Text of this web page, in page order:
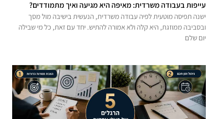
עייפות בעבודה משרדית: מאיפה היא מגיעה ואיך מתמודדים?
ישנה תפיסה מוטעית לפיה עבודה משרדית, הנעשית בישיבה מול מסך
ובסביבה ממוזגת, היא קלה ולא אמורה להתיש. יחד עם זאת, כל מי שבילה
יום שלם